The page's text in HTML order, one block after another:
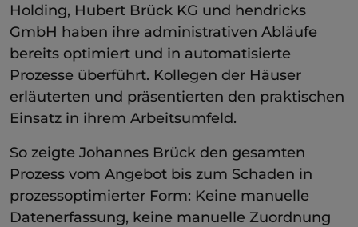
Holding, Hubert Brück KG und hendricks
GmbH haben ihre administrativen Abläufe
bereits optimiert und in automatisierte
Prozesse überführt. Kollegen der Häuser
erläuterten und präsentierten den praktischen
Einsatz in ihrem Arbeitsumfeld.
So zeigte Johannes Brück den gesamten
Prozess vom Angebot bis zum Schaden in
prozessoptimierter Form: Keine manuelle
Datenerfassung, keine manuelle Zuordnung